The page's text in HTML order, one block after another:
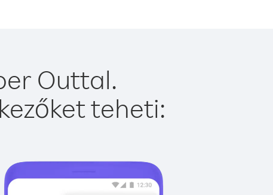
Outtal.
teheti: